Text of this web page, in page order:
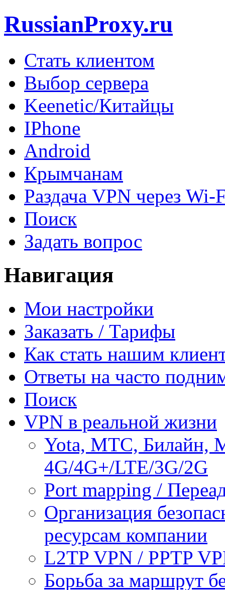
RussianProxy.ru
Стать клиентом
Выбор сервера
Keenetic/Китайцы
IPhone
Android
Крымчанам
Раздача VPN через Wi-
Поиск
Задать вопрос
Навигация
Мои настройки
Заказать / Тарифы
Как стать нашим
Ответы на часто
Поиск
VPN в реальной жизни
Yota, МТС, Билайн,
4G/4G+/LTE/3G/2G
Port mapping /
Организация
ресурсам компании
L2TP VPN / PPTP
Борьба за маршрут